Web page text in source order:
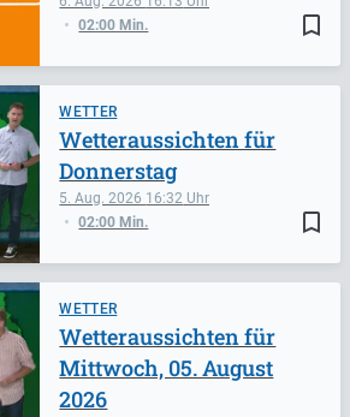
bookmark_border
02:00 Min.
WETTER
bookmark_border
5. Aug. 2026 16:32
02:00 Min.
Wetteraussichten für
Donnerstag
WETTER
Wetteraussichten für
Mittwoch, 05. August
2026